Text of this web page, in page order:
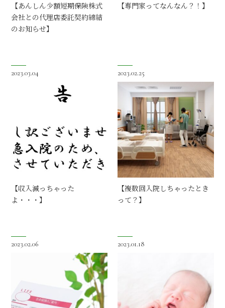
【あんしん少額短期保険株式
会社との代理店委託契約締結
のお知らせ】
【専門家ってなんなん？！】
2023.03.04
【収入減っちゃった
よ・・・】
2023.02.25
【複数回入院しちゃったとき
って？】
2023.02.06 2023.01.18